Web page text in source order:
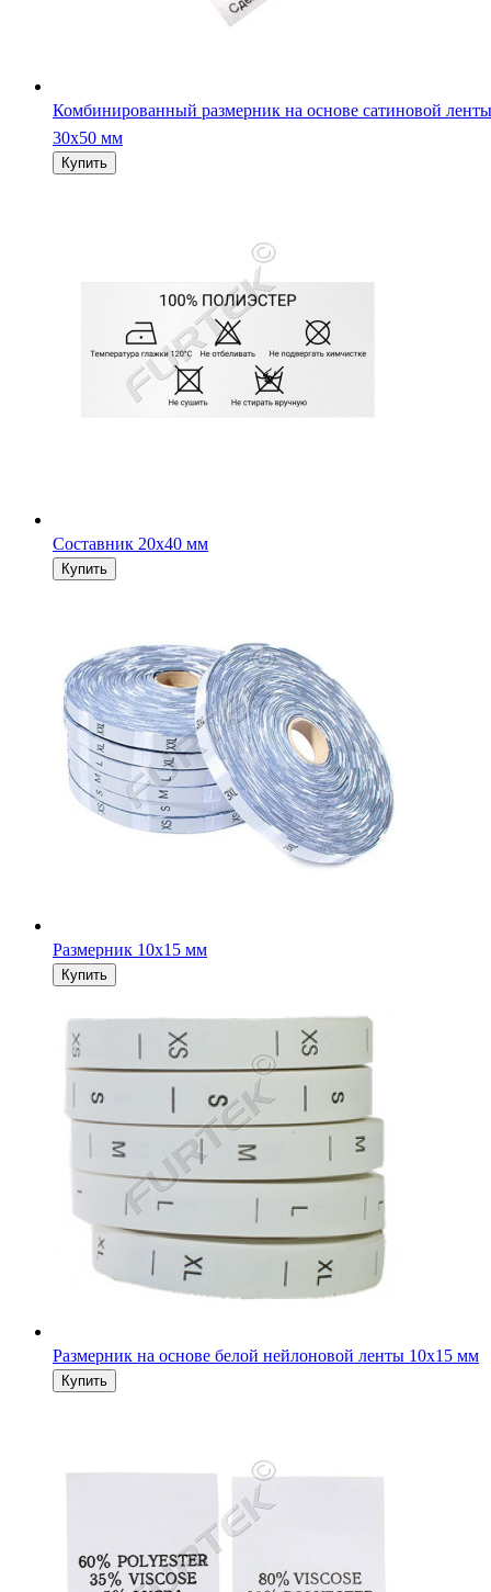
Комбинированный размерник на основе сатиновой ленты
30х50 мм
Составник 20х40 мм
Размерник 10х15 мм
Размерник на основе белой нейлоновой ленты 10х15 мм